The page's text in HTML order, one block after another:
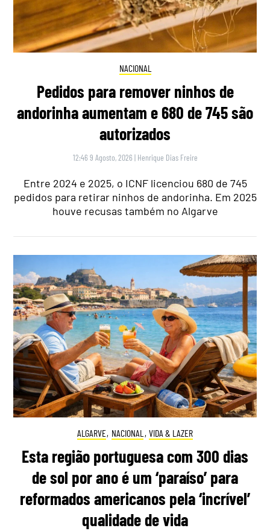
NACIONAL
Pedidos para remover ninhos de
andorinha aumentam e 680 de 745 são
autorizados
12:46 9 Agosto, 2026 | Henrique Dias Freire
Entre 2024 e 2025, o ICNF licenciou 680 de 745
pedidos para retirar ninhos de andorinha. Em 2025
houve recusas também no Algarve
ALGARVE, NACIONAL , VIDA & LAZER
Esta região portuguesa com 300 dias
de sol por ano é um ‘paraíso’ para
reformados americanos pela ‘incrível’
qualidade de vida